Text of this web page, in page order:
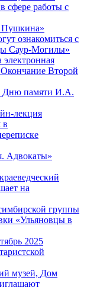
сфере работы с
Пушкина»
ознакомиться с
Саур-Могилы»
электронная
Второй
Дню памяти И.А.
лекция
в
Адвокаты»
на
группы
«Ульяновцы в
2025
музей, Дом